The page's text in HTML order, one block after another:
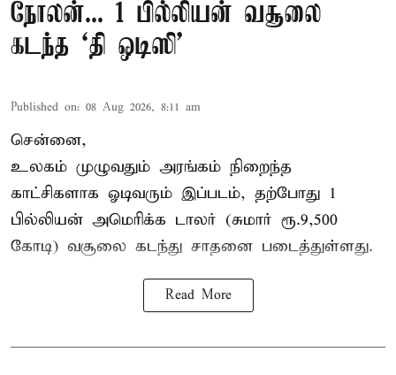
நோலன்... 1 பில்லியன் வசூலை
கடந்த ‘தி ஒடிஸி’
Published on: 08 Aug 2026, 8:11 am
சென்னை,
உலகம் முழுவதும் அரங்கம் நிறைந்த
காட்சிகளாக ஓடிவரும் இப்படம், தற்போது 1
பில்லியன் அமெரிக்க டாலர் (சுமார் ரூ.9,500
கோடி) வசூலை கடந்து சாதனை படைத்துள்ளது.
Read More